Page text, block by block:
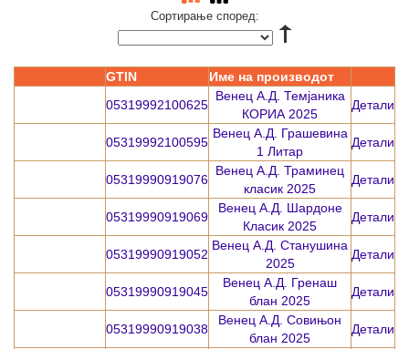
Сортирање според:
GTIN
Име на производот
05319992100625
Венец А.Д. Темјаника
КОРИА 2025
Детали
05319992100595
Венец А.Д. Грашевина
1 Литар
Детали
05319990919076
Венец А.Д. Траминец
класик 2025
Детали
05319990919069
Венец А.Д. Шардоне
Класик 2025
Детали
05319990919052
Венец А.Д. Станушина
2025
Детали
05319990919045
Венец А.Д. Гренаш
блан 2025
Детали
05319990919038
Венец А.Д. Совињон
блан 2025
Детали